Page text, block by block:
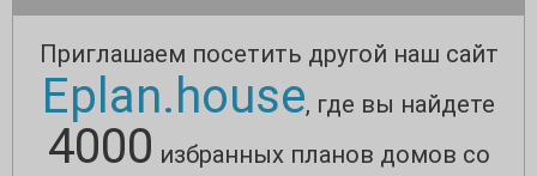
Приглашаем посетить другой наш сайт
Eplan.house, где вы найдете
4000 избранных планов домов со